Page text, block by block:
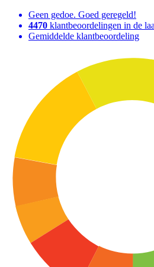
Geen gedoe. Goed geregeld!
4470 klantbeoordelingen in de
Gemiddelde klantbeoordeling